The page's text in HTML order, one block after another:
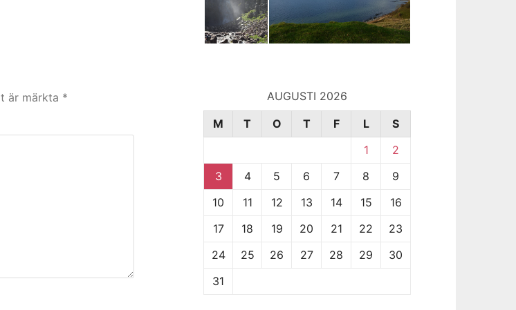
är märkta *
AUGUSTI 2026
M
T O T F L
S
1
2
3
4 5 6 7 8
9
10
11 12 13 14 15
16
17
18 19 20 21 22
23
24
25 26 27 28 29
30
31